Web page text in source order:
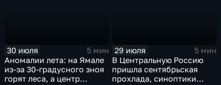
30 июля
5 мин
Аномалии лета: на Ямале
из-за 30-градусного зноя
горят леса, а центр
29 июля
5 мин
В Центральную Россию
пришла сентябрьская
прохлада, синоптики